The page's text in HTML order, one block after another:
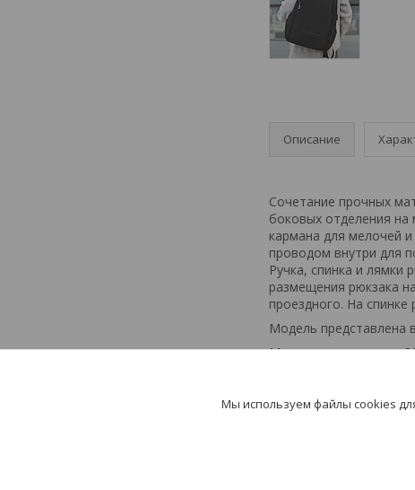
Описание
Сочетание прочных
боковых отделения на
кармана для мелочей
проводом внутри для
Ручка, спинка и лямки
размещения рюкзака
проездного. На
Модель представлена
Материал: полиэстер
Вместимость: 30 л.
Брендирование:
Мы используем файлы cookies